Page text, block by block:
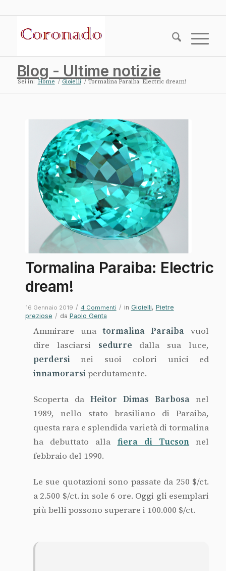
Blog - Ultime notizie
Sei in: Home / Gioielli / Tormalina Paraiba: Electric dream!
Tormalina Paraiba: Electric
dream!
16 Gennaio 2019 / 4 Commenti / in Gioielli, Pietre
preziose / da Paolo Genta
Ammirare unatormalina Paraiba vuol
dire lasciarsi sedurre dalla sua luce,
perdersinei suoi colori unici ed
innamorarsiperdutamente.
Scoperta da Heitor Dimas Barbosanel
1989, nello stato brasiliano di Paraiba,
questa rara e splendida varietà di tormalina
ha debuttato alla fiera di Tucson nel
febbraio del 1990.
Le sue quotazioni sono passate da 250 $/ct.
a 2.500 $/ct. in sole 6 ore. Oggi gli esemplari
più belli possono superare i 100.000 $/ct.